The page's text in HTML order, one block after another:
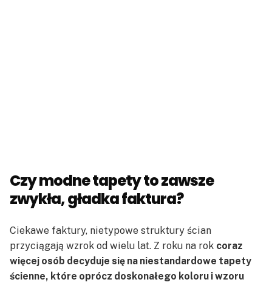
Czy modne tapety to zawsze
zwykła, gładka faktura?
Ciekawe faktury, nietypowe struktury ścian
przyciągają wzrok od wielu lat. Z roku na rok coraz
więcej osób decyduje się na niestandardowe tapety
ścienne, które oprócz doskonałego koloru i wzoru